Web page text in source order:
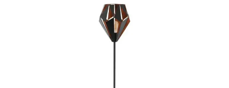
EGLO Carlton 1 gulvlampen kombinerer moderne design
med funktionalitet. Den sorte trådbase og
diamantformede metalskærm med kobberfarvet
inderside skaber en elegant belysning i ethvert rum.